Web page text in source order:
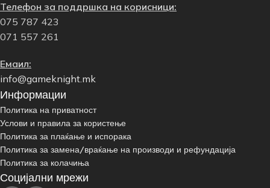
Телефон за поддршка на корисници:
075 787 423
071 557 261
Емаил:
info@gameknight.mk
Информации
Политика на приватност
Услови и правила за користење
Политика за плаќање и испорака
Политика за замена/враќање на производи и рефундација
Политика за колачиња
Социјални мрежи